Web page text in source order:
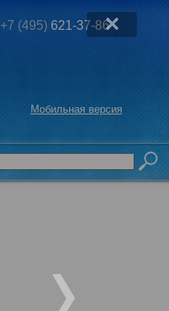
+7 (495) 621-37-86
Мобильная версия